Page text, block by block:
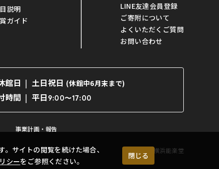
サイトの閲覧を続けた場合、
シーをご参照ください。
閉じる
説明
ガイド
LINE友達会員登録
ご寄附について
よくいただくご質問
お問い合わせ
館日 土日祝日 (休館中6月末まで)
時間 平日 9:00〜17:00
事業計画・報告
©横浜能楽堂